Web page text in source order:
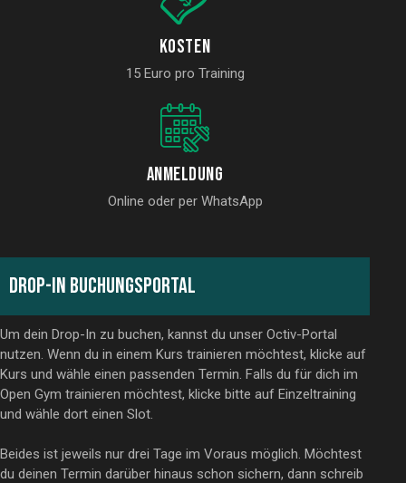
Kosten
15 Euro pro Training
Anmeldung
Online oder per WhatsApp
DROP-IN BUCHUNGSPORTAL
Um dein Drop-In zu buchen, kannst du unser Octiv-Portal
nutzen. Wenn du in einem Kurs trainieren möchtest, klicke auf
Kurs und wähle einen passenden Termin. Falls du für dich im
Open Gym trainieren möchtest, klicke bitte auf Einzeltraining
und wähle dort einen Slot.
Beides ist jeweils nur drei Tage im Voraus möglich. Möchtest
du deinen Termin darüber hinaus schon sichern, dann schreib